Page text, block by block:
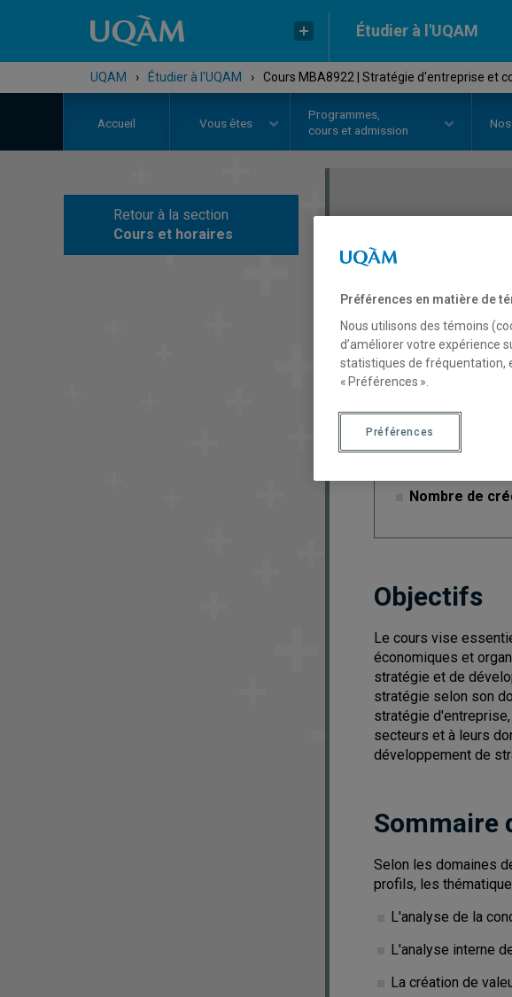
Étudier à l'UQAM
UQAM › Étudier à l'UQAM › Cours MBA8922 | Stratégie d'entreprise et
Accueil Vous êtes
Programmes,
cours et admission
Nos
Retour à la section
Cours et horaires
Description
Nombre de
Objectifs
Le cours vise
économiques et
stratégie et de
stratégie selon son
stratégie
secteurs et à leurs
développement de
Sommaire
Selon les domaines
profils, les
L'analyse de la
L'analyse interne
La création de
Préférences en matière de
Nous utilisons des témoins
d’améliorer votre expérience
statistiques de fréquentation,
« Préférences ».
Préférences